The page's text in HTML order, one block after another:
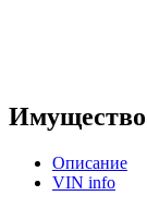
Имущество
Описание
VIN info